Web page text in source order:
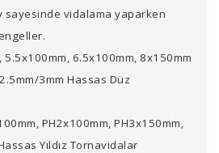
sayesinde vidalama yaparken
5.5x100mm, 6.5x100mm, 8x150mm
3mm Hassas Düz
PH2x100mm, PH3x150mm,
Yıldız Tornavidalar